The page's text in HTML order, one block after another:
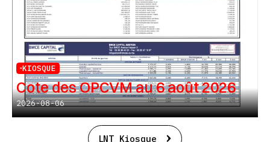
KIOSQUE
Cote des OPCVM au 6 août 2026
2026-08-06
LNT Kiosque